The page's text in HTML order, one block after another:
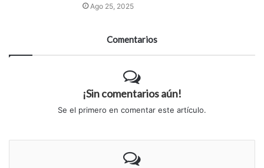
Ago 25, 2025
Comentarios
¡Sin comentarios aún!
Se el primero en comentar este artículo.